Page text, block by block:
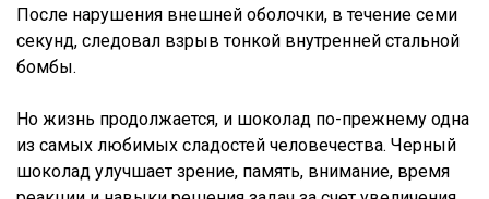
После нарушения внешней оболочки, в течение семи
секунд, следовал взрыв тонкой внутренней стальной
бомбы.
Но жизнь продолжается, и шоколад по-прежнему одна
из самых любимых сладостей человечества. Черный
шоколад улучшает зрение, память, внимание, время